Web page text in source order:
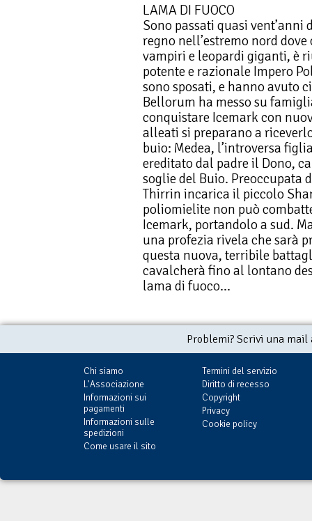
LAMA DI FUOCO
Sono passati quasi
regno nell’estremo nord
vampiri e leopardi giganti, è
potente e razionale Impero
sono sposati, e hanno avuto
Bellorum ha messo su
conquistare Icemark con
alleati si preparano a
buio: Medea, l’introversa
ereditato dal padre il Dono,
soglie del Buio. Preoccupata
Thirrin incarica il piccolo
poliomielite non può
Icemark, portandolo a sud.
una profezia rivela che sarà
questa nuova, terribile
cavalcherà fino al lontano
lama di fuoco...
Problemi? Scrivi una
Chi siamo
L'Associazione
Informazioni sui
pagamenti
Informazioni sulle
spedizioni
Come usare il sito
Termini del servizio
Diritto di recesso
Copyright
Privacy
Cookie policy